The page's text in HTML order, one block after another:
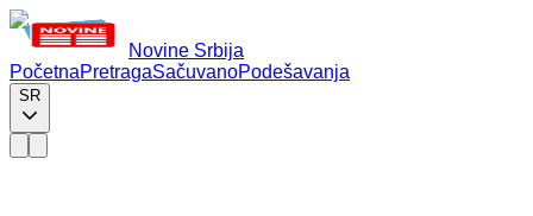
Novine Srbija
PočetnaPretragaSačuvanoPodešavanja
SR